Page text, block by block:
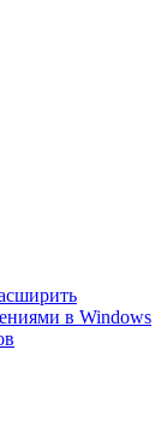
в Windows